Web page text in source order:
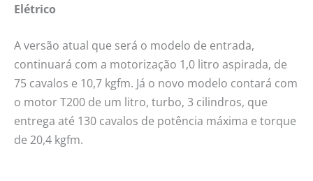
Elétrico
A versão atual que será o modelo de entrada,
continuará com a motorização 1,0 litro aspirada, de
75 cavalos e 10,7 kgfm. Já o novo modelo contará com
o motor T200 de um litro, turbo, 3 cilindros, que
entrega até 130 cavalos de potência máxima e torque
de 20,4 kgfm.